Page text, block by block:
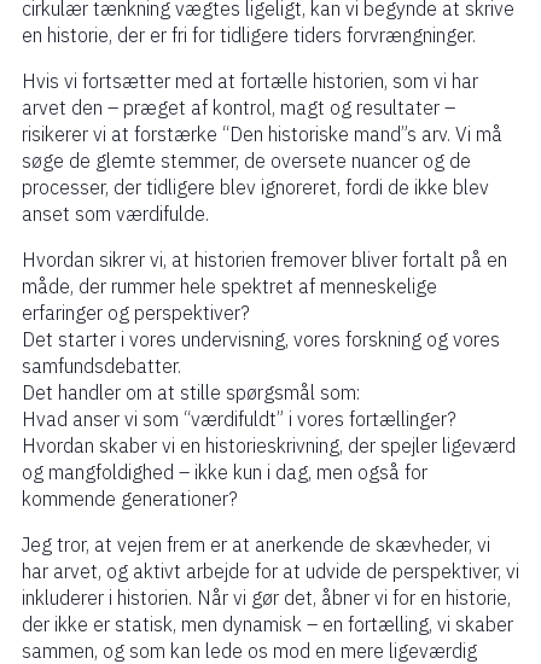
cirkulær tænkning vægtes ligeligt, kan vi begynde at skrive
en historie, der er fri for tidligere tiders forvrængninger.
Hvis vi fortsætter med at fortælle historien, som vi har
arvet den – præget af kontrol, magt og resultater –
risikerer vi at forstærke “Den historiske mand”s arv. Vi må
søge de glemte stemmer, de oversete nuancer og de
processer, der tidligere blev ignoreret, fordi de ikke blev
anset som værdifulde.
Hvordan sikrer vi, at historien fremover bliver fortalt på en
måde, der rummer hele spektret af menneskelige
erfaringer og perspektiver?
Det starter i vores undervisning, vores forskning og vores
samfundsdebatter.
Det handler om at stille spørgsmål som:
Hvad anser vi som “værdifuldt” i vores fortællinger?
Hvordan skaber vi en historieskrivning, der spejler ligeværd
og mangfoldighed – ikke kun i dag, men også for
kommende generationer?
Jeg tror, at vejen frem er at anerkende de skævheder, vi
har arvet, og aktivt arbejde for at udvide de perspektiver, vi
inkluderer i historien. Når vi gør det, åbner vi for en historie,
der ikke er statisk, men dynamisk – en fortælling, vi skaber
sammen, og som kan lede os mod en mere ligeværdig